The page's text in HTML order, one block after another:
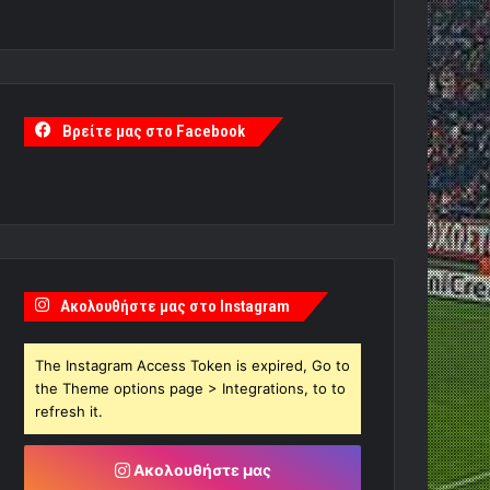
Βρείτε μας στο Facebook
Ακολουθήστε μας στο Instagram
The Instagram Access Token is expired, Go to
the Theme options page > Integrations, to to
refresh it.
Ακολουθήστε μας